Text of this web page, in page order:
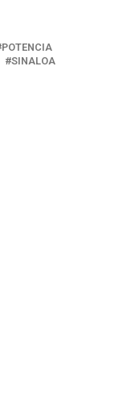
POTENCIA
SINALOA